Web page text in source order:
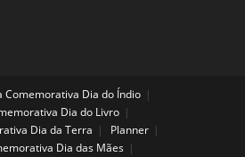
Comemorativa Dia do Índio
Dia do Livro
Dia da Terra
Planner
Dia das Mães